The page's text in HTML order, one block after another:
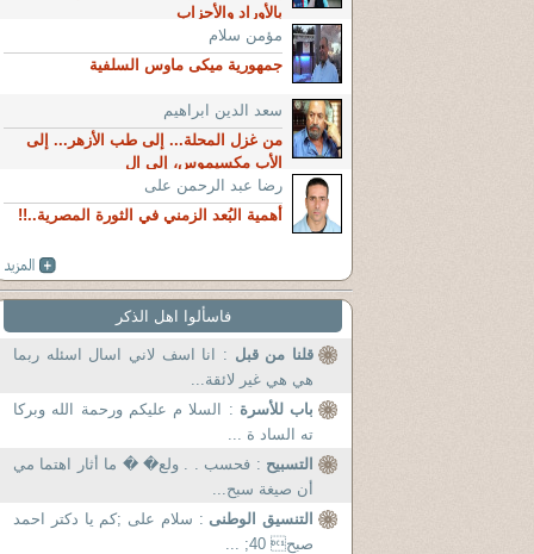
بالأوراد والأحزاب
مؤمن سلام
جمهورية ميكى ماوس السلفية
سعد الدين ابراهيم
من غزل المحلة... إلى طب الأزهر... إلى
الأب مكسيموس، إلى ال
رضا عبد الرحمن على
أهمية البُعد الزمني في الثورة المصرية..!!
فاسألوا اهل الذكر
قلنا من قبل : انا اسف لاني اسال اسئله ربما
هي هي غير لائقة...
باب للأسرة : السلا م عليكم ورحمة الله وبركا
ته الساد ة ...
التسبيح : فحسب . . ولع� � ما أثار اهتما مي
أن صيغة سبح...
التنسيق الوطنى : سلام علی ;کم یا دکتر احمد
صبح 40; ...